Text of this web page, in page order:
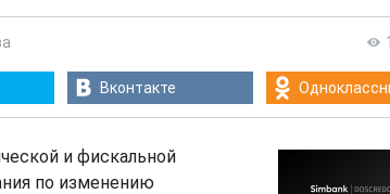
Вконтакте
и фискальной
по изменению